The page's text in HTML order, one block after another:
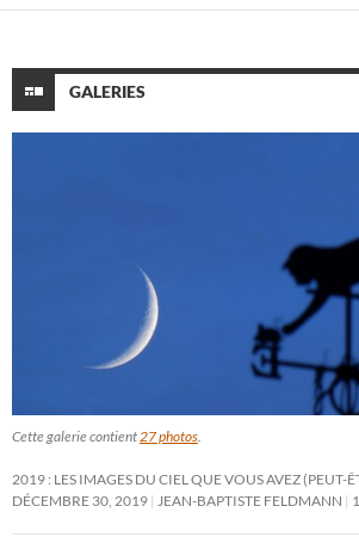
GALERIES
Cette galerie contient 27 photos
2019 : LES IMAGES DU CIEL QUE VOUS AVEZ (PEUT-
DÉCEMBRE 30, 2019
JEAN-BAPTISTE FELDMANN